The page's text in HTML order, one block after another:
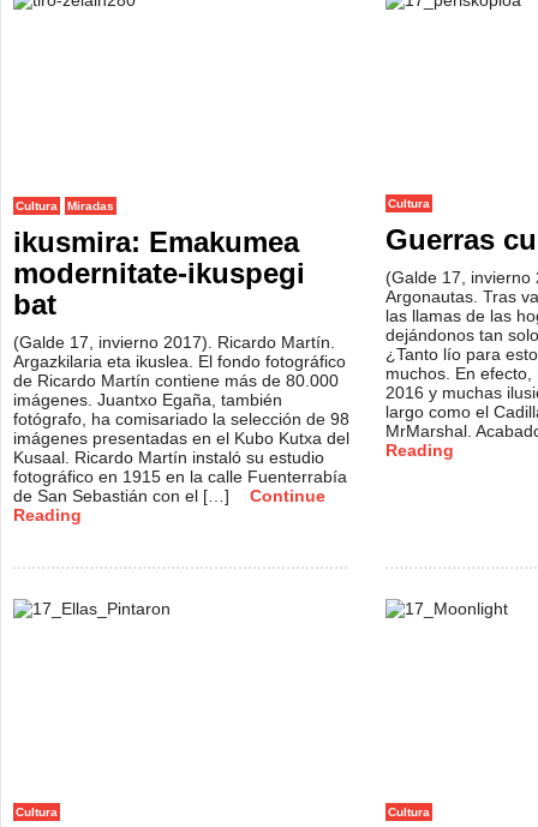
Cultura Miradas
ikusmira: Emakumea
modernitate-ikuspegi
bat
(Galde 17, invierno 2017). Ricardo Martín.
Argazkilaria eta ikuslea. El fondo fotográfico
de Ricardo Martín contiene más de 80.000
imágenes. Juantxo Egaña, también
fotógrafo, ha comisariado la selección de 98
imágenes presentadas en el Kubo Kutxa del
Kusaal. Ricardo Martín instaló su estudio
fotográfico en 1915 en la calle Fuenterrabía
de San Sebastián con el […]
Continue
Reading
Cultura
Guerras
(Galde 17, invierno
Argonautas. Tras
las llamas de las
dejándonos tan
¿Tanto lío para
muchos. En
2016 y muchas
largo como el
MrMarshal.
Reading
Cultura Cultura